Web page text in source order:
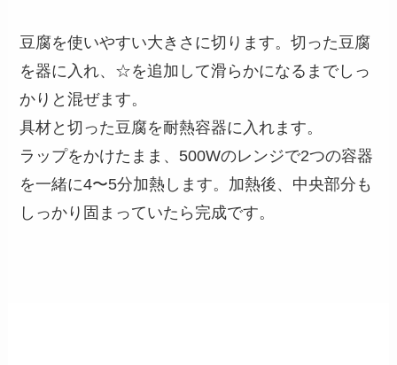
豆腐を使いやすい大きさに切ります。切った豆腐
を器に入れ、☆を追加して滑らかになるまでしっ
かりと混ぜます。
具材と切った豆腐を耐熱容器に入れます。
ラップをかけたまま、500Wのレンジで2つの容器
を一緒に4〜5分加熱します。加熱後、中央部分も
しっかり固まっていたら完成です。